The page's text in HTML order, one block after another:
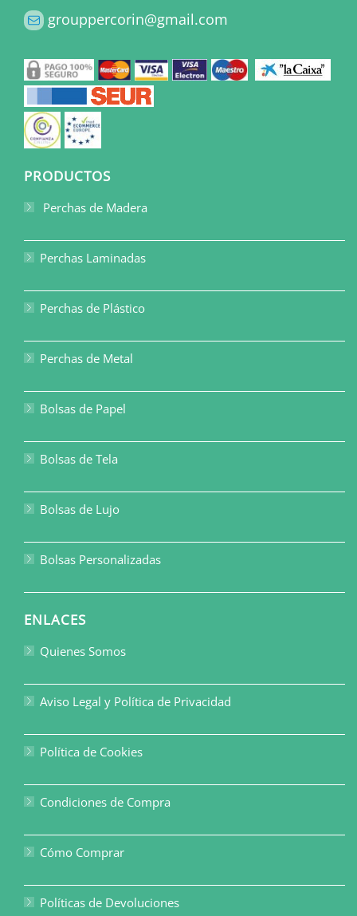
grouppercorin@gmail.com
PRODUCTOS
Perchas de Madera
Perchas Laminadas
Perchas de Plástico
Perchas de Metal
Bolsas de Papel
Bolsas de Tela
Bolsas de Lujo
Bolsas Personalizadas
ENLACES
Quienes Somos
Aviso Legal y Política de Privacidad
Política de Cookies
Condiciones de Compra
Cómo Comprar
Políticas de Devoluciones